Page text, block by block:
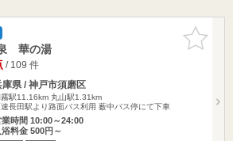
お気に入
りに追加
華の湯
/ 109 件
庫県 / 神戸市須磨区
駅11.16km 丸山駅1.31km
長田駅より路面バス利用 薮中バス停にて下車
業時間 10:00～24:00
浴料金 500円～